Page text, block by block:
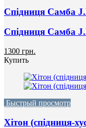
Спідниця Самба
Спідниця Самба
1300 грн.
Купить
Быстрый просмотр
Хітон (спідниця-